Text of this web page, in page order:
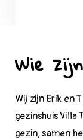
Wie
Wij zijn Erik en
gezinshuis Villa
gezin, samen